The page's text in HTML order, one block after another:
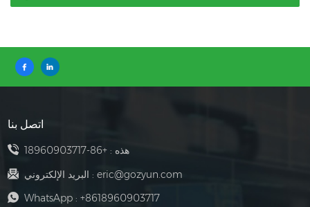
اتصل بنا
هذه :+86-18960903717
البريد الإلكتروني : eric@gozyun.com
WhatsApp : +8618960903717